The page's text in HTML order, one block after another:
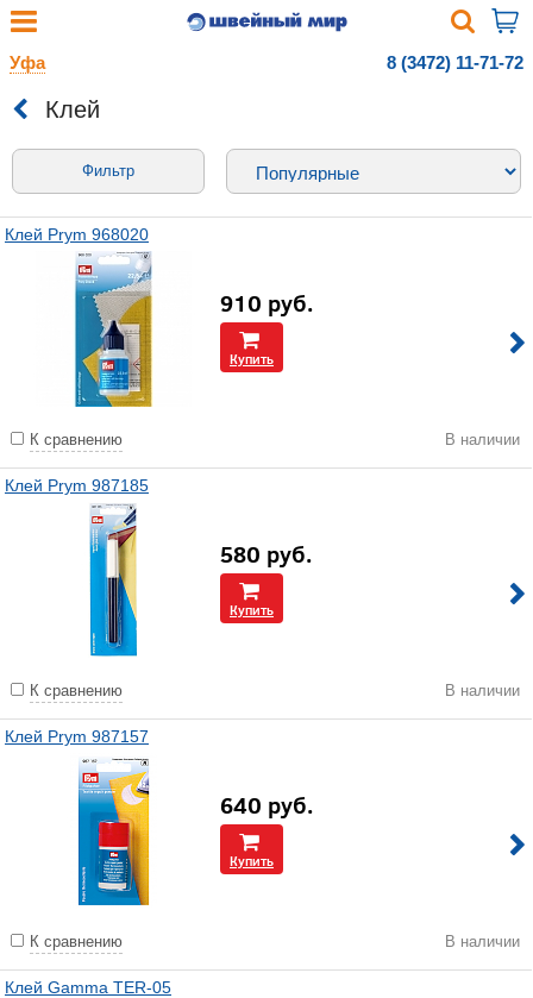
Уфа 8 (3472) 11-71-72
Клей
Фильтр
Клей Prym 968020
910 руб.
Купить
К сравнению В наличии
Клей Prym 987185
580 руб.
Купить
К сравнению В наличии
Клей Prym 987157
640 руб.
Купить
К сравнению В наличии
Клей Gamma TER-05